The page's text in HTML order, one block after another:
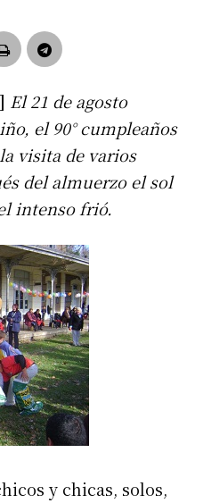
El 21 de agosto
el 90° cumpleaños
visita de varios
del almuerzo el sol
intenso frió.
y chicas, solos,